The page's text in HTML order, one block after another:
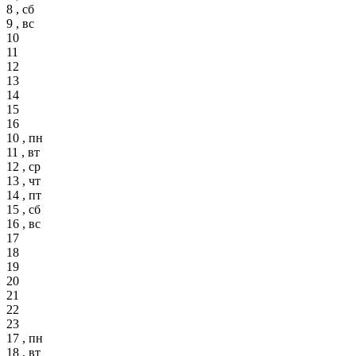
8 , сб
9 , вс
10
11
12
13
14
15
16
10 , пн
11 , вт
12 , ср
13 , чт
14 , пт
15 , сб
16 , вс
17
18
19
20
21
22
23
17 , пн
18 , вт